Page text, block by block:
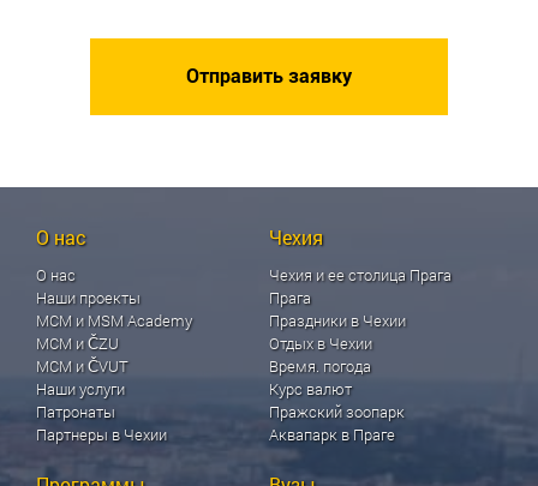
О нас
О нас
Наши проекты
МСМ и MSM Academy
МСМ и ČZU
МСМ и ČVUT
Наши услуги
Патронаты
Партнеры в Чехии
Чехия
Чехия и ее столица Прага
Прага
Праздники в Чехии
Отдых в Чехии
Время. погода
Курс валют
Пражский зоопарк
Аквапарк в Праге